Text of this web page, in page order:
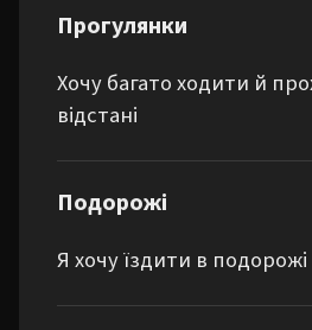
Прогулянки
Хочу багато ходити й
відстані
Подорожі
Я хочу їздити в подорожі